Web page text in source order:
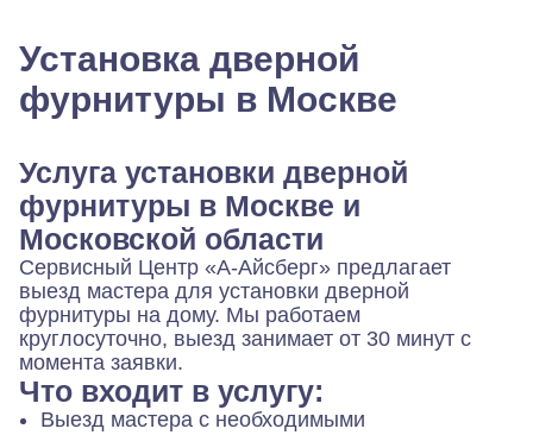
Установка дверной
фурнитуры в Москве
Услуга установки дверной
фурнитуры в Москве и
Московской области
Сервисный Центр «А-Айсберг» предлагает
выезд мастера для установки дверной
фурнитуры на дому. Мы работаем
круглосуточно, выезд занимает от 30 минут с
момента заявки.
Что входит в услугу:
Выезд мастера с необходимыми